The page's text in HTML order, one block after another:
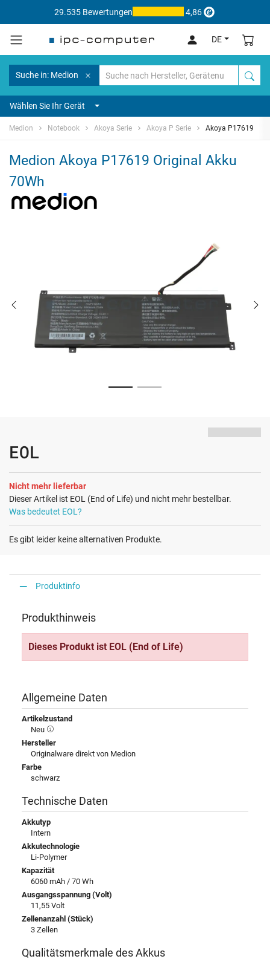
29.535 Bewertungen 4,86
DE
Suche in: Medion
Wählen Sie Ihr Gerät
Medion Notebook Akoya Serie Akoya P Serie Akoya P17619
Medion Akoya P17619 Original Akku
70Wh
EOL
Nicht mehr lieferbar
Dieser Artikel ist EOL (End of Life) und nicht mehr bestellbar.
Was bedeutet EOL?
Es gibt leider keine alternativen Produkte.
Produktinfo
Produkthinweis
Dieses Produkt ist EOL (End of Life)
Allgemeine Daten
Artikelzustand
Neu
Hersteller
Originalware direkt von Medion
Farbe
schwarz
Technische Daten
Akkutyp
Intern
Akkutechnologie
Li-Polymer
Kapazität
6060 mAh / 70 Wh
Ausgangsspannung (Volt)
11,55 Volt
Zellenanzahl (Stück)
3 Zellen
Qualitätsmerkmale des Akkus